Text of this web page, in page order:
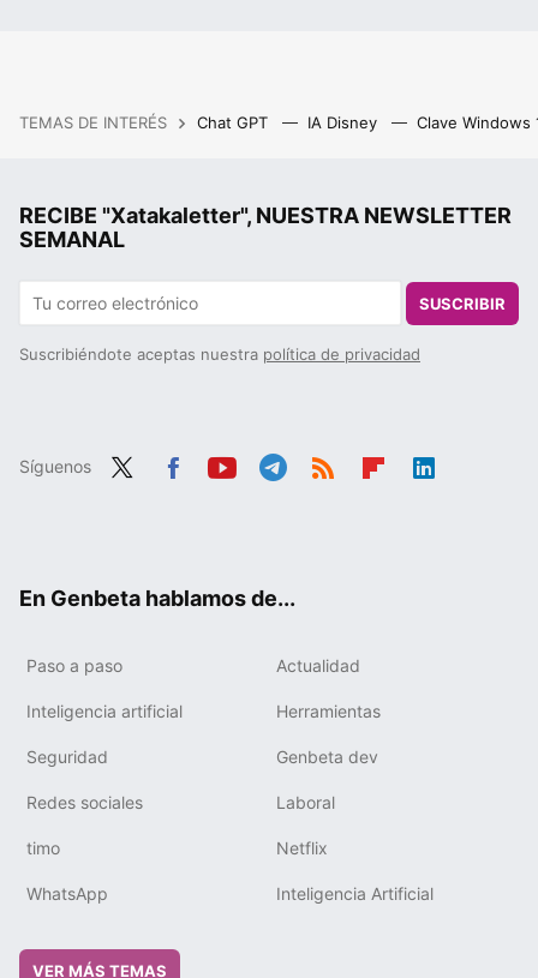
TEMAS DE INTERÉS Chat GPT IA Disney Clave Windows
RECIBE "Xatakaletter", NUESTRA NEWSLETTER
SEMANAL
SUSCRIBIR
Suscribiéndote aceptas nuestra política de privacidad
Síguenos
En Genbeta hablamos de...
Paso a paso Actualidad
Inteligencia artificial Herramientas
Seguridad Genbeta dev
Redes sociales Laboral
timo Netflix
WhatsApp Inteligencia Artificial
VER MÁS TEMAS